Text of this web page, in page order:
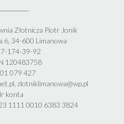
Złotnicza Piotr Jonik
6, 34-600 Limanowa
174-39-92
120483758
079 427
zlotniklimanowa@wp.pl
konta
1111 0010 6383 3824